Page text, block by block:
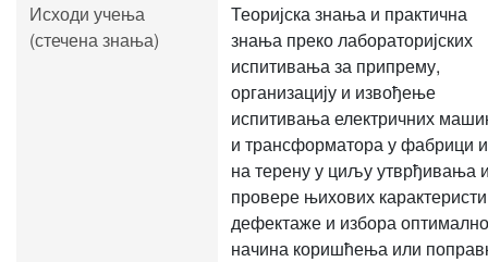
Исходи учења
(стечена знања)
Теоријска знања и практична
знања преко лабораторијских
испитивања за припрему,
организацију и извођење
испитивања електричних
и трансформатора у фабрици
на терену у циљу утврђивања
провере њихових
дефектаже и избора
начина коришћења или